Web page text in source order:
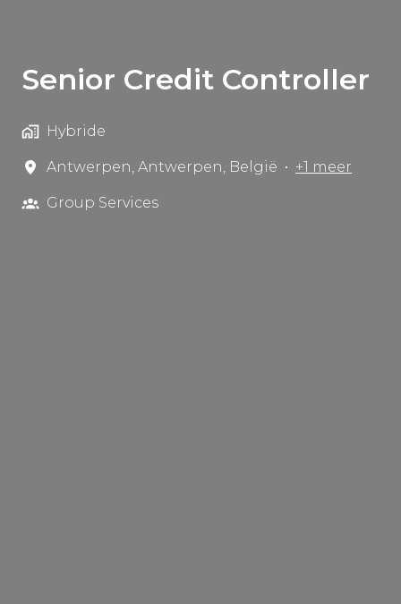
Senior Credit Controller
Hybride
Antwerpen, Antwerpen, België • +1 meer
Group Services